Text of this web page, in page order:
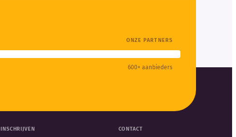
ONZE PARTNERS
600+ aanbieders
INSCHRIJVEN CONTACT